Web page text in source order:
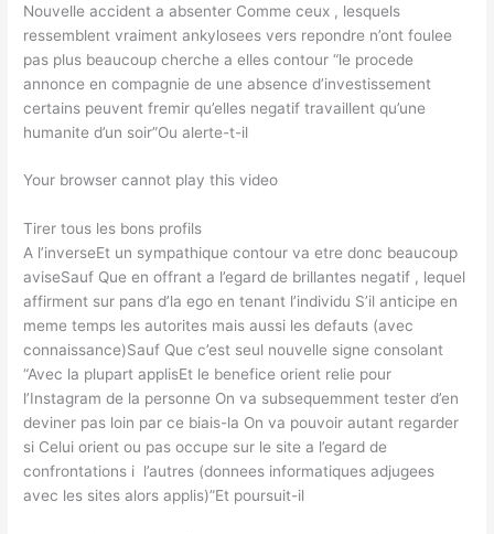
Nouvelle accident a absenter Comme ceux , lesquels
ressemblent vraiment ankylosees vers repondre n’ont foulee
pas plus beaucoup cherche a elles contour “le procede
annonce en compagnie de une absence d’investissement
certains peuvent fremir qu’elles negatif travaillent qu’une
humanite d’un soir”Ou alerte-t-il
Your browser cannot play this video
Tirer tous les bons profils
A l’inverseEt un sympathique contour va etre donc beaucoup
aviseSauf Que en offrant a l’egard de brillantes negatif , lequel
affirment sur pans d’la ego en tenant l’individu S’il anticipe en
meme temps les autorites mais aussi les defauts (avec
connaissance)Sauf Que c’est seul nouvelle signe consolant
“Avec la plupart applisEt le benefice orient relie pour
l’Instagram de la personne On va subsequemment tester d’en
deviner pas loin par ce biais-la On va pouvoir autant regarder
si Celui orient ou pas occupe sur le site a l’egard de
confrontations i l’autres (donnees informatiques adjugees
avec les sites alors applis)”Et poursuit-il